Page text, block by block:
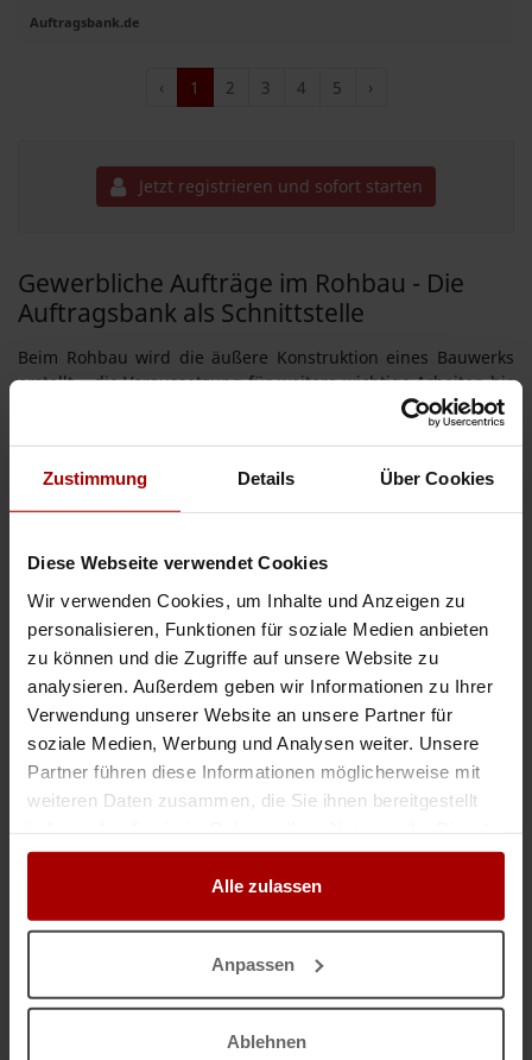
Zustimmung Details Über Cookies
Diese Webseite verwendet Cookies
Wir verwenden Cookies, um Inhalte und Anzeigen zu
personalisieren, Funktionen für soziale Medien anbieten
zu können und die Zugriffe auf unsere Website zu
analysieren. Außerdem geben wir Informationen zu Ihrer
Verwendung unserer Website an unsere Partner für
soziale Medien, Werbung und Analysen weiter. Unsere
Partner führen diese Informationen möglicherweise mit
weiteren Daten zusammen, die Sie ihnen bereitgestellt
gesammelt haben.
Alle zulassen
Anpassen
Ablehnen
Auftragsbank.de
‹ 1 2 3 4 5 ›
Jetzt registrieren und sofort starten
Gewerbliche Aufträge im Rohbau - Die
Auftragsbank als Schnittstelle
Beim Rohbau wird die äußere Konstruktion eines Bauwerks
erstellt – die Voraussetzung für weitere wichtige Arbeiten bis
hin zur endgültigen Fertigstellung. Suchen SieFirmen, die
, oder möchten
Über das B2B-Portal der Auftragsbank finden Bauherren,
Auftragnehmer und Subunternehmer zusammen, um
Welche Firmen sind am Rohbau beteiligt?
Gesetzlich geregelt ist die Definition für den Rohbau nicht. In
der Regel meint der Begriff Rohbau jedoch die äußere Hülle
eines Bauwerks und damit:
das Fundament bzw. die Bodenplatte,
eine eventuelle Unterkellerung,
Geschossdecken und -treppen,
den Schornstein bzw. Kamin und
Beim Rohbau werden auch dieÖffnungen für Fenster und
geschaffen sowieWasserleitungen etc. verlegt
tatsächliche Einbau der Fenster und Türen sowie der weitere
Innenausbau und die Fassadenverkleidung gehören jedoch
nicht grundsätzlich zum Rohbau.